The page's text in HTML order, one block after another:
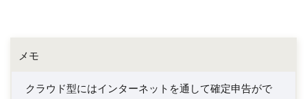
メモ
クラウド型にはインターネットを通して確定申告がで